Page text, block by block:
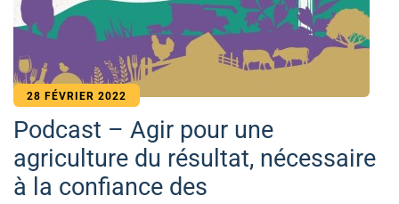
28 FÉVRIER 2022
Podcast – Agir pour une
agriculture du résultat, nécessaire
à la confiance des